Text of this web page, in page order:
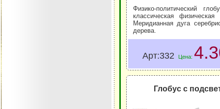
Физико-политический
классическая
Меридианная дуга
дерева.
Арт:332 Цена:
Глобус с